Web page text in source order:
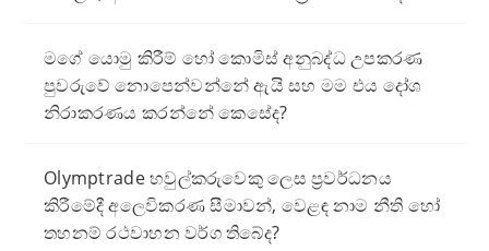
මගේ යොමු කිරීම් හෝ කොමිස් අනුබද්ධ උපකරණ
පුවරුවේ නොපෙන්වන්නේ ඇයි සහ මම එය දෝශ
නිරාකරණය කරන්නේ කෙසේද?
Olymptrade හවුල්කරුවෙකු ලෙස ප්‍රවර්ධනය
කිරීමේදී අලෙවිකරණ සීමාවන්, වෙළඳ නාම නීති හෝ
තහනම් රථවාහන වර්ග තිබේද?